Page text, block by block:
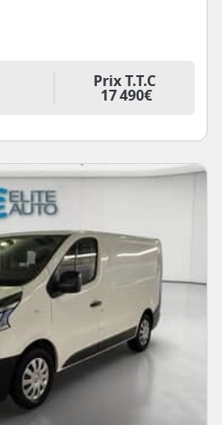
Prix T.T.C
17 490€